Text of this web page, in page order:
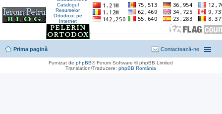
Prima pagină Contactează-ne
Furnizat dephpBB® Forum Software © phpBB Limited
Translation/Traducere:phpBB România